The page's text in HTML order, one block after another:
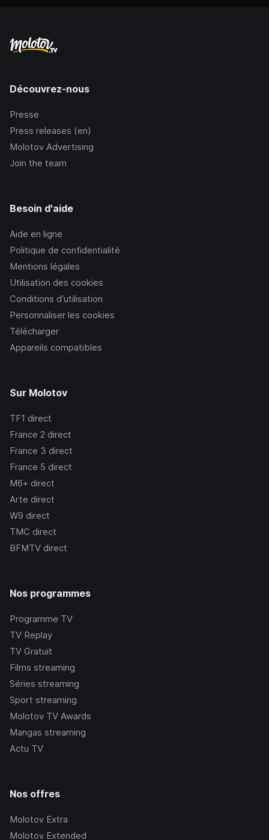
Découvrez-nous
Presse
Press releases (en)
Molotov Advertising
Join the team
Besoin d'aide
Aide en ligne
Politique de confidentialité
Mentions légales
Utilisation des cookies
Conditions d’utilisation
Personnaliser les cookies
Télécharger
Appareils compatibles
Sur Molotov
TF1 direct
France 2 direct
France 3 direct
France 5 direct
M6+ direct
Arte direct
W9 direct
TMC direct
BFMTV direct
Nos programmes
Programme TV
TV Replay
TV Gratuit
Films streaming
Séries streaming
Sport streaming
Molotov TV Awards
Mangas streaming
Actu TV
Nos offres
Molotov Extra
Molotov Extended